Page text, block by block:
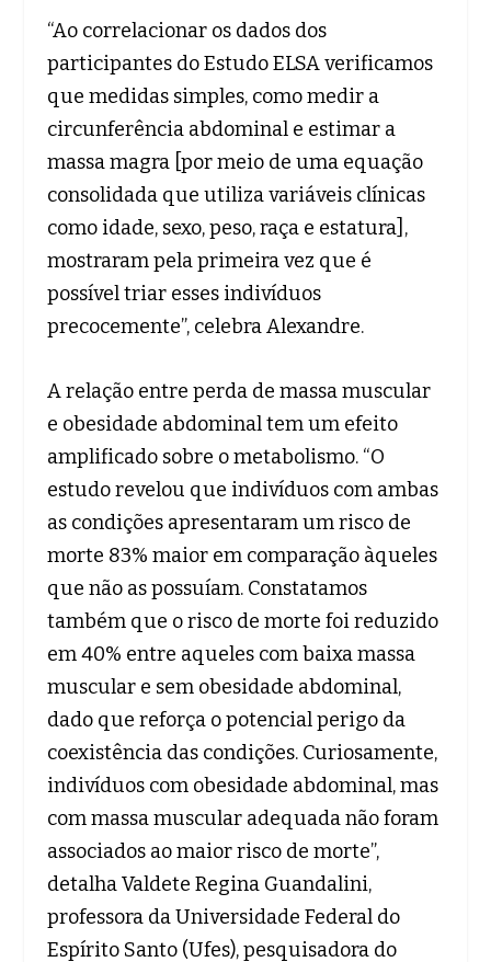
“Ao correlacionar os dados dos
participantes do Estudo ELSA verificamos
que medidas simples, como medir a
circunferência abdominal e estimar a
massa magra [por meio de uma equação
consolidada que utiliza variáveis clínicas
como idade, sexo, peso, raça e estatura],
mostraram pela primeira vez que é
possível triar esses indivíduos
precocemente”, celebra Alexandre.
A relação entre perda de massa muscular
e obesidade abdominal tem um efeito
amplificado sobre o metabolismo. “O
estudo revelou que indivíduos com ambas
as condições apresentaram um risco de
morte 83% maior em comparação àqueles
que não as possuíam. Constatamos
também que o risco de morte foi reduzido
em 40% entre aqueles com baixa massa
muscular e sem obesidade abdominal,
dado que reforça o potencial perigo da
coexistência das condições. Curiosamente,
indivíduos com obesidade abdominal, mas
com massa muscular adequada não foram
associados ao maior risco de morte”,
detalha Valdete Regina Guandalini,
professora da Universidade Federal do
Espírito Santo (Ufes), pesquisadora do